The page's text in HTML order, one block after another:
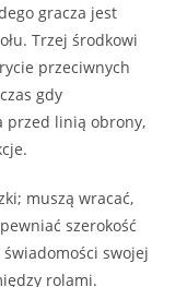
gracza jest
Trzej środkowi
przeciwnych
gdy
przed linią obrony,
muszą wracać,
szerokość
swojej
rolami.